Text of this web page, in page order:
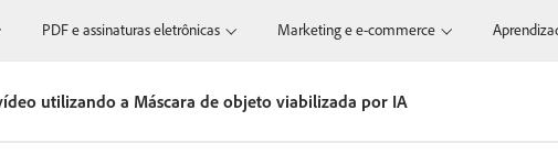
PDF e assinaturas eletrônicas Marketing e e-commerce
utilizando a Máscara de objeto viabilizada por IA